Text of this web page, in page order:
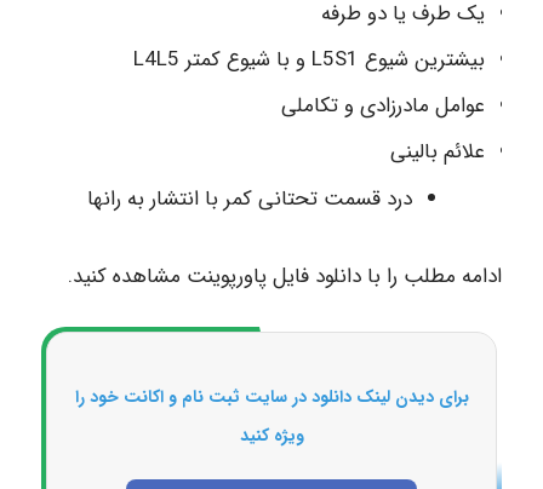
یک طرف یا دو طرفه
بیشترین شیوع L5S1 و با شیوع کمتر L4L5
عوامل مادرزادی و تکاملی
علائم بالینی
درد قسمت تحتانی کمر با انتشار به رانها
ادامه مطلب را با دانلود فایل پاورپوینت مشاهده کنید.
برای دیدن لینک دانلود در سایت ثبت نام و اکانت خود را
ویژه کنید